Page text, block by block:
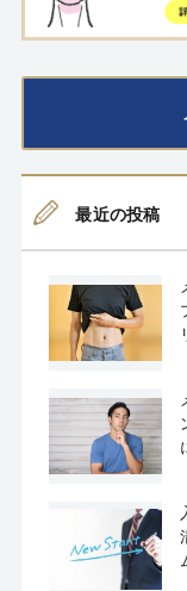
最近の投稿